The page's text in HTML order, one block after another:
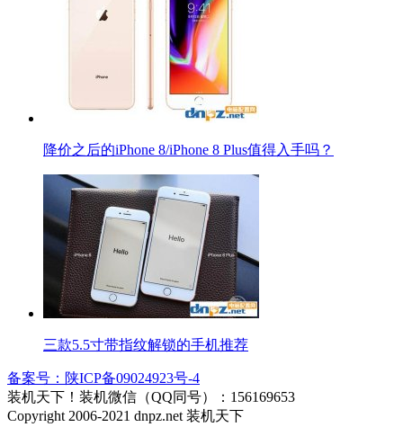
降价之后的iPhone 8/iPhone 8 Plus值得入手吗？
三款5.5寸带指纹解锁的手机推荐
备案号：陕ICP备09024923号-4
装机天下！装机微信（QQ同号）：156169653
Copyright 2006-2021 dnpz.net 装机天下